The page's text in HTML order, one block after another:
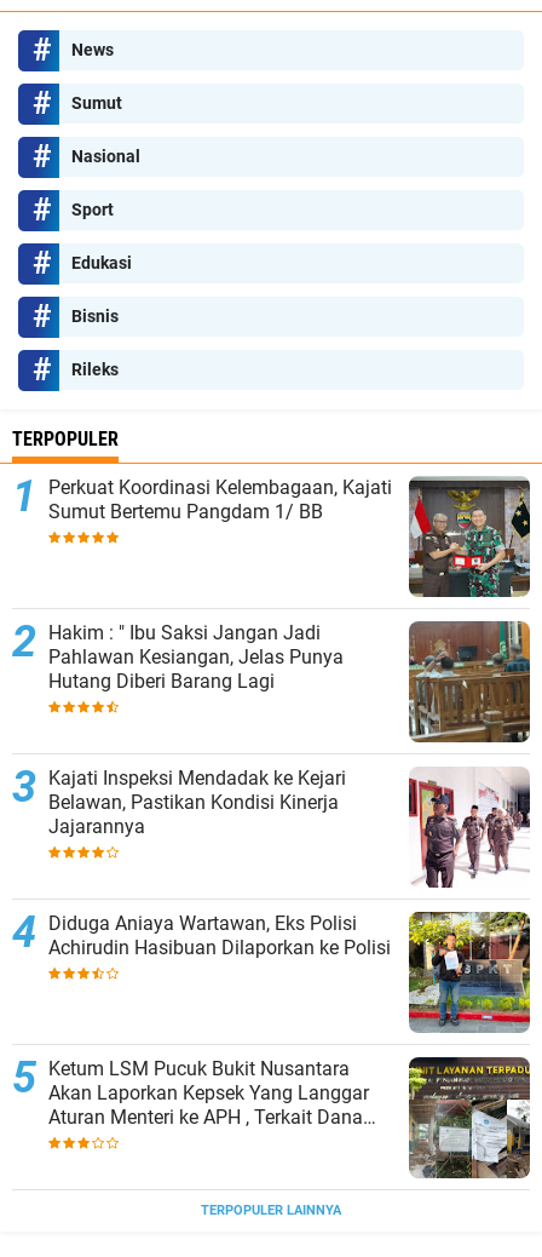
News
Sumut
Nasional
Sport
Edukasi
Bisnis
Rileks
TERPOPULER
Perkuat Koordinasi Kelembagaan, Kajati
Sumut Bertemu Pangdam 1/ BB
Hakim : " Ibu Saksi Jangan Jadi
Pahlawan Kesiangan, Jelas Punya
Hutang Diberi Barang Lagi
Kajati Inspeksi Mendadak ke Kejari
Belawan, Pastikan Kondisi Kinerja
Jajarannya
Diduga Aniaya Wartawan, Eks Polisi
Achirudin Hasibuan Dilaporkan ke Polisi
Ketum LSM Pucuk Bukit Nusantara
Akan Laporkan Kepsek Yang Langgar
Aturan Menteri ke APH , Terkait Dana
Revitalisasi Sekolah
TERPOPULER LAINNYA